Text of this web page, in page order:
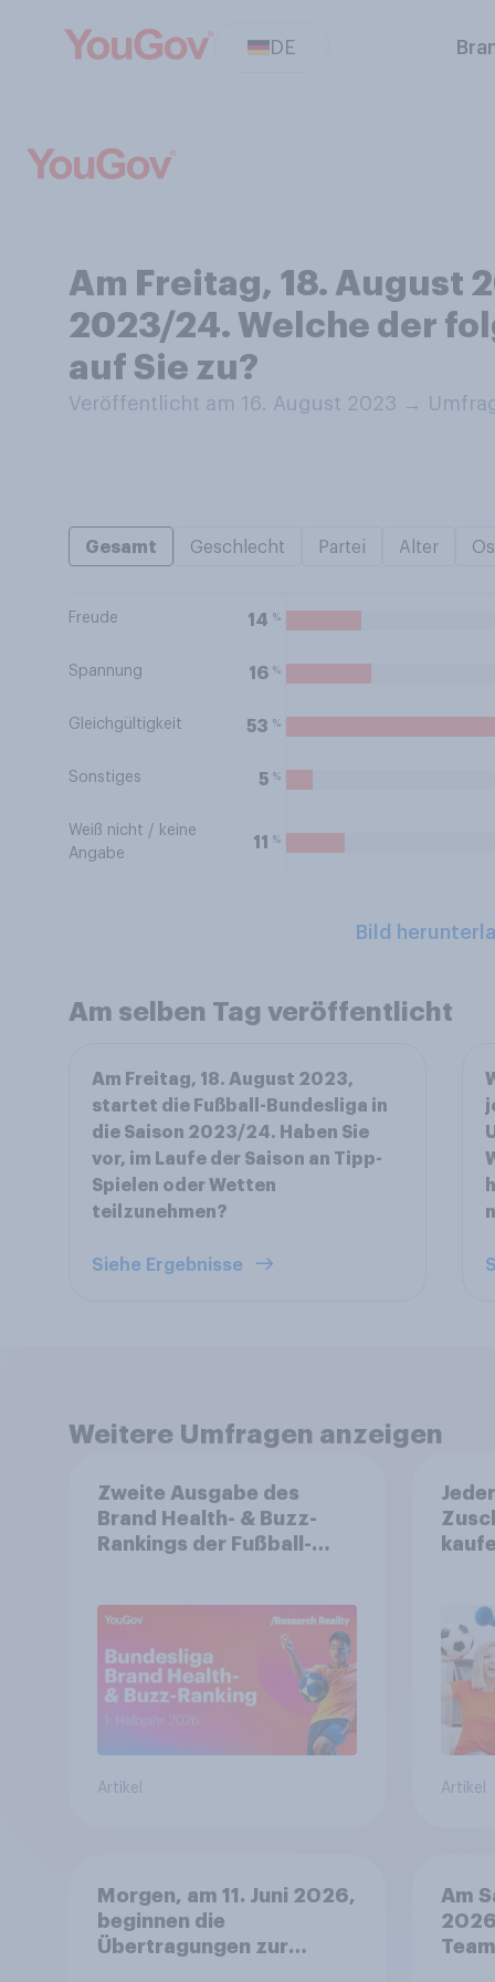
DE
Am Freitag, 18. August
2023/24. Welche der
auf Sie zu?
Veröffentlicht am 16. August 2023 →
Gesamt Geschlecht Partei Alter
Freude 14 %
Spannung 16 %
Gleichgültigkeit 53 %
Sonstiges 5 %
Weiß nicht / keine
Angabe
11 %
Bild
Am selben Tag veröffentlicht
Am Freitag, 18. August 2023,
startet die Fußball-Bundesliga in
die Saison 2023/24. Haben Sie
vor, im Laufe der Saison an Tipp-
Spielen oder Wetten
teilzunehmen?
Siehe Ergebnisse
Weitere Umfragen anzeigen
Zweite Ausgabe des
Brand Health- & Buzz-
Rankings der Fußball-
Spitzenposition
Artikel Artikel
Morgen, am 11. Juni 2026,
beginnen die
Übertragungen zur
Am